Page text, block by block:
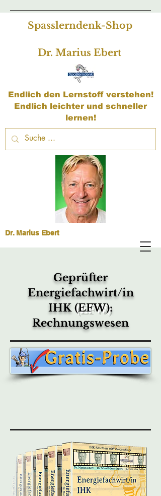
Spasslerndenk-Shop
Dr. Marius Ebert
Endlich den Lernstoff verstehen!
Endlich leichter und schneller
lernen!
Dr. Marius Ebert
Geprüfter
Energiefachwirt/in
IHK(EFW):
Rechnungswesen